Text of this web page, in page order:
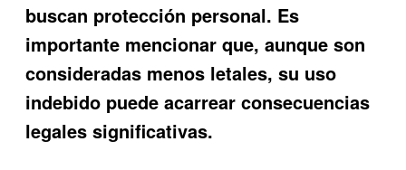
buscan protección personal. Es
importante mencionar que, aunque son
consideradas menos letales, su uso
indebido puede acarrear consecuencias
legales significativas.